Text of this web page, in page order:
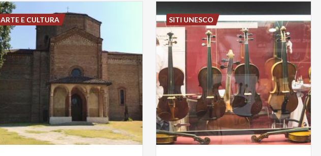
ARTE E CULTURA SITI UNESCO